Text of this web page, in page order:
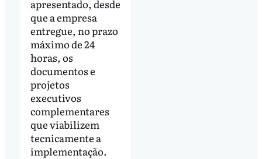
apresentado, desde
que a empresa
entregue, no prazo
máximo de 24
horas, os
documentos e
projetos
executivos
complementares
que viabilizem
tecnicamente a
implementação.